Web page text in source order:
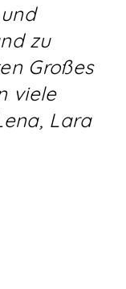
zu
Großes
viele
Lara